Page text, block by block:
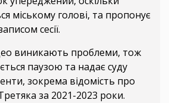
міському голові, та пропонує
сесії.
виникають проблеми, тож
паузою та надає суду
зокрема відомість про
за 2021-2023 роки.